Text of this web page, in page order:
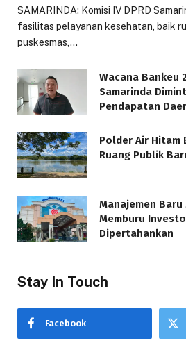
SAMARINDA: Komisi IV DPRD
fasilitas pelayanan kesehatan, baik
puskesmas,…
Wacana Bankeu
Samarinda
Pendapatan
Polder Air Hitam
Ruang Publik
Manajemen
Memburu
Dipertahankan
Stay In Touch
Facebook